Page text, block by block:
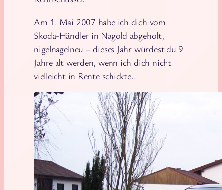
Am 1. Mai 2007 habe ich dich vom
Skoda-Händler in Nagold abgeholt,
nigelnagelneu – dieses Jahr würdest du 9
Jahre alt werden, wenn ich dich nicht
vielleicht in Rente schickte..